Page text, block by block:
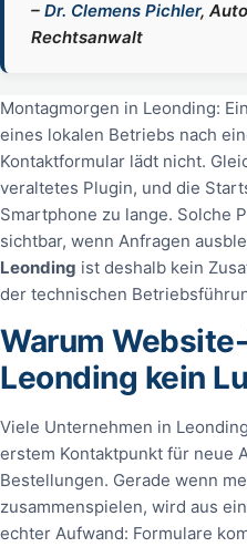
– Dr. Clemens Pichler,
Rechtsanwalt
Montagmorgen in Leonding:
eines lokalen Betriebs nach
Kontaktformular lädt nicht.
veraltetes Plugin, und die
Smartphone zu lange. Solche
sichtbar, wenn Anfragen
Leonding ist deshalb kein
der technischen
Warum
Leonding kein
Viele Unternehmen in
erstem Kontaktpunkt für neue
Bestellungen. Gerade wenn
zusammenspielen, wird aus
echter Aufwand: Formulare